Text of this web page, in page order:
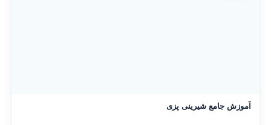
آموزش جامع شیرینی پزی